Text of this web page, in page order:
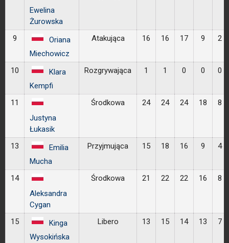
Ewelina
Żurowska
9
Oriana
Miechowicz
Atakująca 16 16 17 9 2
10
Klara
Kempfi
Rozgrywająca 1 1 0 0 0
11
Justyna
Łukasik
Środkowa 24 24 24 18 8
13
Emilia
Mucha
Przyjmująca 15 18 16 9 4
14
Aleksandra
Cygan
Środkowa 21 22 22 16 8
15
Kinga
Wysokińska
Libero 13 15 14 13 7